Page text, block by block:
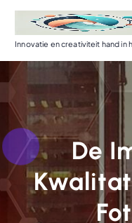
d
n
Innovatie en creativiteit hand in
De